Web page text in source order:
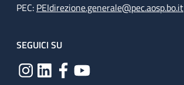
PEC: PEIdirezione.generale@pec.aosp.bo.it
SEGUICI SU